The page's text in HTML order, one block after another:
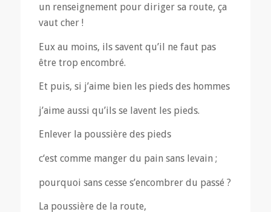
un renseignement pour diriger sa route, ça
vaut cher !
Eux au moins, ils savent qu’il ne faut pas
être trop encombré.
Et puis, si j’aime bien les pieds des hommes
j’aime aussi qu’ils se lavent les pieds.
Enlever la poussière des pieds
c‘est comme manger du pain sans levain ;
pourquoi sans cesse s’encombrer du passé ?
La poussière de la route,